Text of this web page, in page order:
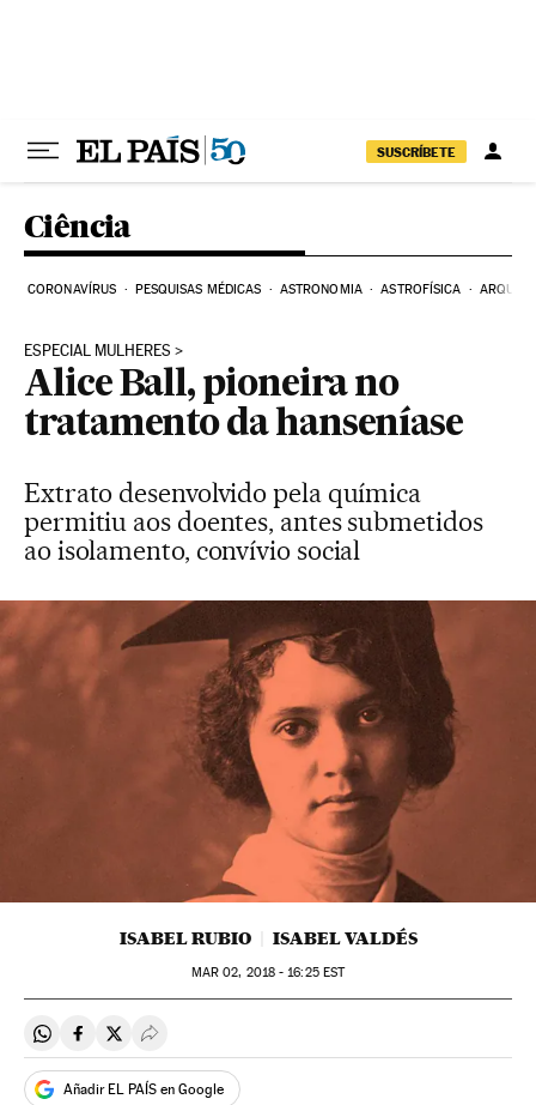
SUSCRÍBETE
Ciência
CORONAVÍRUS PESQUISAS MÉDICAS ASTRONOMIA ASTROFÍSICA
ESPECIAL MULHERES
Alice Ball, pioneira no
tratamento da hanseníase
Extrato desenvolvido pela química
permitiu aos doentes, antes submetidos
ao isolamento, convívio social
ISABEL RUBIO ISABEL VALDÉS
MAR 02, 2018 - 16:25EST
Compartir en Whatsapp
Compartir en Facebook
Compartir en Twitter
Desplegar Redes Sociales
Añadir EL PAÍS en Google